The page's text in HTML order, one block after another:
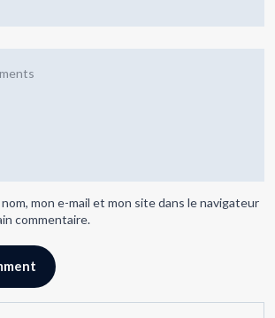
mon e-mail et mon site dans le navigateur
commentaire.